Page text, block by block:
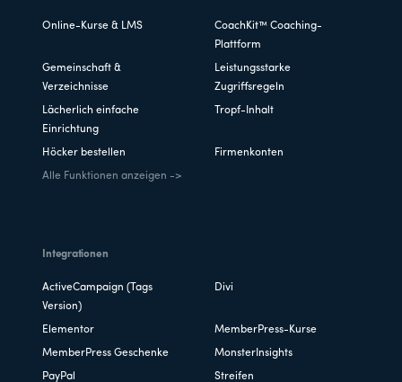
Online-Kurse & LMS
CoachKit™ Coaching-
Plattform
Gemeinschaft &
Verzeichnisse
Leistungsstarke
Zugriffsregeln
Lächerlich einfache
Einrichtung
Tropf-Inhalt
Höcker bestellen Firmenkonten
Alle Funktionen anzeigen ->
Integrationen
ActiveCampaign (Tags
Version)
Divi
Elementor MemberPress-Kurse
MemberPress Geschenke MonsterInsights
PayPal Streifen